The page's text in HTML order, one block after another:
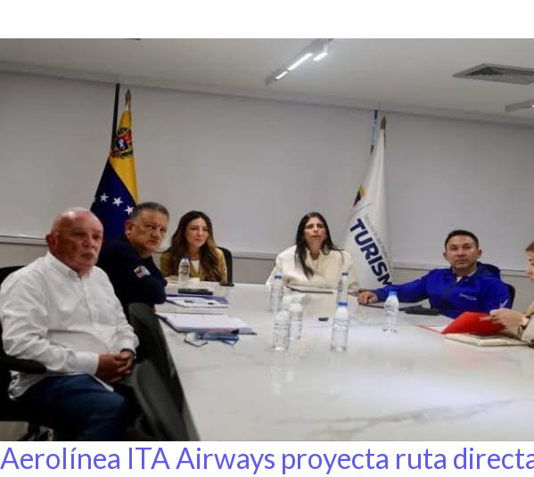
Aerolínea ITA Airways proyecta ruta